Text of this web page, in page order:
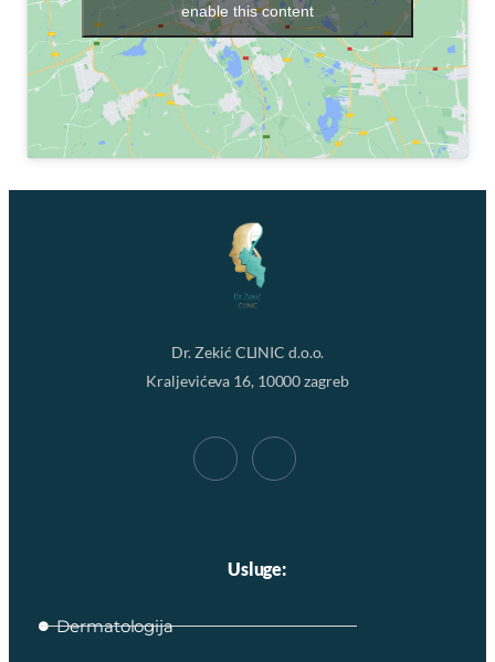
enable this content
Dr. Zekić CLINIC d.o.o.
Kraljevićeva 16, 10000 zagreb
Usluge:
Dermatologija